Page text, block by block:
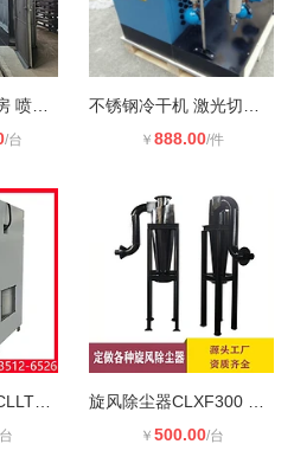
/台 ￥ 888.00/件
￥ 500.00/台